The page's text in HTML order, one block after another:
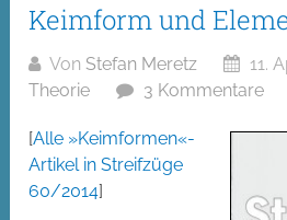
Keimform und
Von Stefan Meretz
11.
Theorie
3 Kommentare
[Alle »Keimformen«-
Artikel in Streifzüge
60/2014]